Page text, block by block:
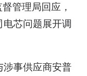
管理局回应，
芯问题展开调
事供应商安普